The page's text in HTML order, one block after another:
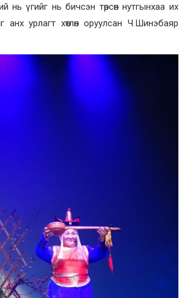
үгийг нь бичсэн төрсөн нутгынхаа их
урлагт хөтлөн оруулсан Ч.Шинэбаяр